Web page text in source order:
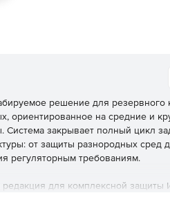
решение для резервного
ориентированное на средние и
Система закрывает полный цикл
от защиты разнородных сред
регуляторным требованиям.
для комплексной защиты